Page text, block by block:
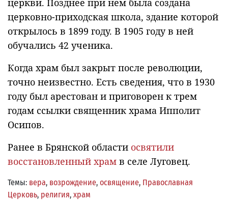
церкви. Позднее при нем была создана
церковно-приходская школа, здание которой
открылось в 1899 году. В 1905 году в ней
обучались 42 ученика.
Когда храм был закрыт после революции,
точно неизвестно. Есть сведения, что в 1930
году был арестован и приговорен к трем
годам ссылки священник храма Ипполит
Осипов.
Ранее в Брянской области освятили
восстановленный храм в селе Луговец.
Темы: вера, возрождение, освящение, Православная
Церковь, религия, храм